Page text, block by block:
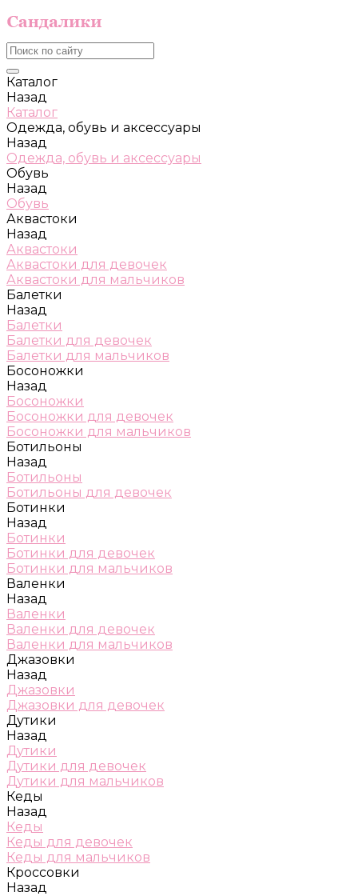
Каталог
Назад
Каталог
Одежда, обувь и аксессуары
Назад
Одежда, обувь и аксессуары
Обувь
Назад
Обувь
Аквастоки
Назад
Аквастоки
Аквастоки для девочек
Аквастоки для мальчиков
Балетки
Назад
Балетки
Балетки для девочек
Балетки для мальчиков
Босоножки
Назад
Босоножки
Босоножки для девочек
Босоножки для мальчиков
Ботильоны
Назад
Ботильоны
Ботильоны для девочек
Ботинки
Назад
Ботинки
Ботинки для девочек
Ботинки для мальчиков
Валенки
Назад
Валенки
Валенки для девочек
Валенки для мальчиков
Джазовки
Назад
Джазовки
Джазовки для девочек
Дутики
Назад
Дутики
Дутики для девочек
Дутики для мальчиков
Кеды
Назад
Кеды
Кеды для девочек
Кеды для мальчиков
Кроссовки
Назад